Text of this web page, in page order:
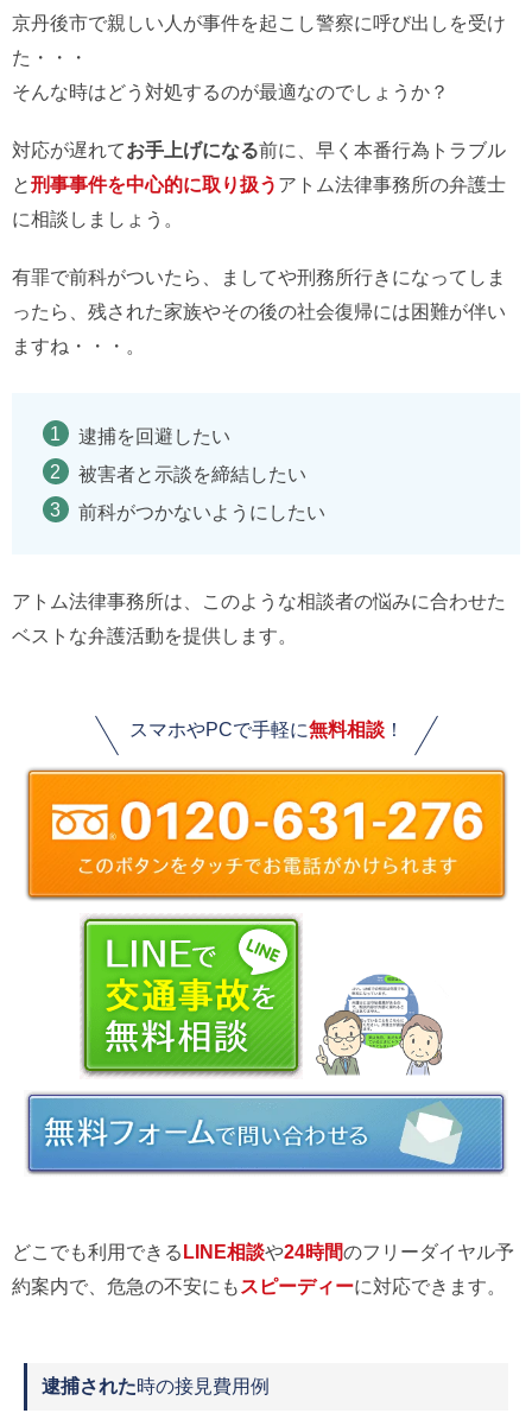
京丹後市で親しい人が事件を起こし警察に呼び出しを受け
た・・・
そんな時はどう対処するのが最適なのでしょうか？
対応が遅れてお手上げになる前に、早く本番行為トラブル
と刑事事件を中心的に取り扱う アトム法律事務所の弁護士
に相談しましょう。
有罪で前科がついたら、ましてや刑務所行きになってしま
ったら、残された家族やその後の社会復帰には困難が伴い
ますね・・・。
逮捕を回避したい
被害者と示談を締結したい
前科がつかないようにしたい
アトム法律事務所は、このような相談者の悩みに合わせた
ベストな弁護活動を提供します。
スマホやPCで手軽に無料相談！
どこでも利用できるLINE相談や24時間のフリーダイヤル予
約案内で、危急の不安にも スピーディーに対応できます。
逮捕された時の接見費用例